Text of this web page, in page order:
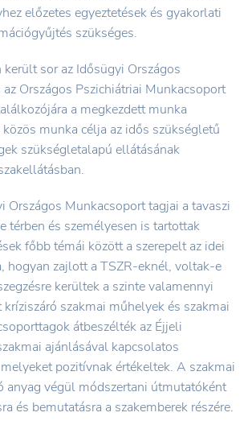
előzetes egyeztetések és gyakorlati
szükséges.
sor az Idősügyi Országos
Országos Pszichiátriai Munkacsoport
a megkezdett munka
munka célja az idős szükségletű
szükségletalapú ellátásának
Országos Munkacsoport tagjai a tavaszi
térben és személyesen is tartottak
főbb témái között a szerepelt az idei
hogyan zajlott a TSZR-eknél, voltak-e
kerültek a szinte valamennyi
szakmai műhelyek és szakmai
átbeszélték az Éjjeli
ajánlásával kapcsolatos
pozitívnak értékeltek. A szakmai
anyag végül módszertani útmutatóként
és bemutatásra a szakemberek részére.